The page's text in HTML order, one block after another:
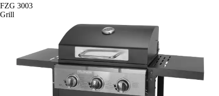
FZG 3003
Grill